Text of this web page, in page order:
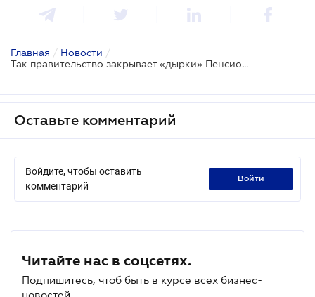
Главная / Новости /
Так правительство закрывает «дырки» Пенсионного фонда
Оставьте комментарий
Войдите, чтобы оставить
комментарий
войти
Читайте нас в соцсетях.
Подпишитесь, чтоб быть в курсе всех бизнес-
новостей.